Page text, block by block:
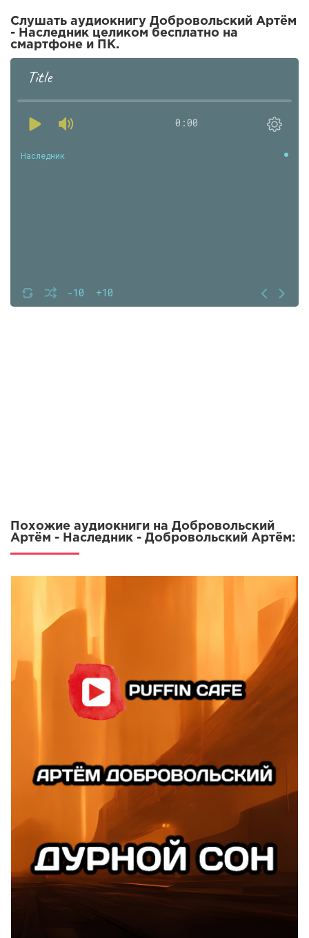
Слушать аудиокнигу Добровольский Артём
- Наследник целиком бесплатно на
смартфоне и ПК.
Title
0:00
-10 +10
Наследник
Похожие аудиокниги на Добровольский
Артём - Наследник - Добровольский Артём: